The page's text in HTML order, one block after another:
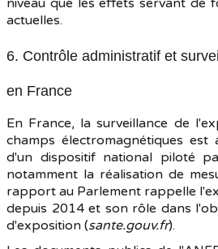
niveau que les effets servant de
actuelles.
6. Contrôle administratif et
en France
En France, la surveillance de
champs électromagnétiques est
d'un dispositif national piloté
notamment la réalisation de
rapport au Parlement rappelle
depuis 2014 et son rôle dans
d'exposition (sante.gouv.fr).